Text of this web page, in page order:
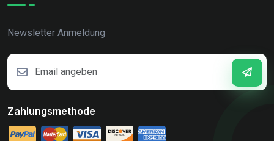
Newsletter Anmeldung
Zahlungsmethode